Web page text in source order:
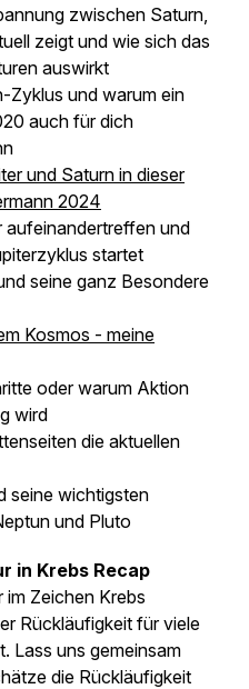
zwischen Saturn,
zeigt und wie sich das
auswirkt
Zyklus und warum ein
auch für dich
und Saturn in dieser
2024
aufeinandertreffen und
startet
seine ganz Besondere
Kosmos - meine
oder warum Aktion
wird
die aktuellen
seine wichtigsten
und Pluto
in Krebs Recap
im Zeichen Krebs
Rückläufigkeit für viele
Lass uns gemeinsam
die Rückläufigkeit